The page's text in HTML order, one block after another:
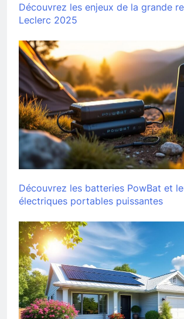
Découvrez les enjeux de la grande
Leclerc 2025
Découvrez les batteries PowBat et
électriques portables puissantes